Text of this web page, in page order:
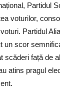
Partidul
voturilor,
Partidul
un scor
scăderi față de
atins pragul